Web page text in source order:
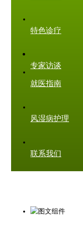
特色诊疗
专家访谈
就医指南
风湿病护理
联系我们